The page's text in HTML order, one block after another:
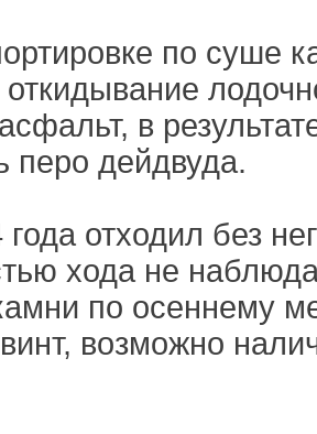
по суше
в
перо дейдвуда.
отходил без
хода не
по осеннему
возможно